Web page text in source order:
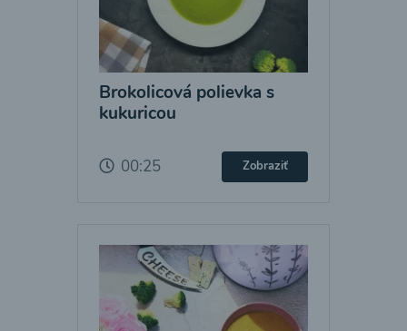
Brokolicová polievka s
kukuricou
00:25 Zobraziť